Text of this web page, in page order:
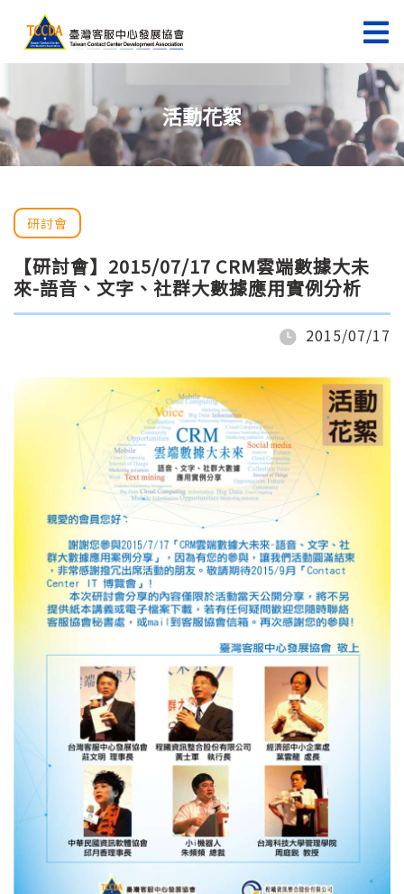
活動花絮
研討會
【研討會】2015/07/17 CRM雲端數據大未
來-語音、文字、社群大數據應用實例分析
2015/07/17